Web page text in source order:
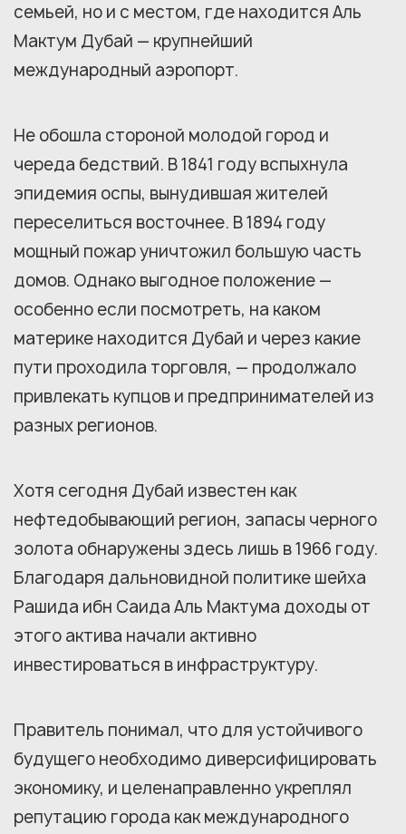
семьей, но и с местом, где находится Аль
Мактум Дубай — крупнейший
международный аэропорт.
Не обошла стороной молодой город и
череда бедствий. В 1841 году вспыхнула
эпидемия оспы, вынудившая жителей
переселиться восточнее. В 1894 году
мощный пожар уничтожил большую часть
домов. Однако выгодное положение —
особенно если посмотреть, на каком
материке находится Дубай и через какие
пути проходила торговля, — продолжало
привлекать купцов и предпринимателей из
разных регионов.
Хотя сегодня Дубай известен как
нефтедобывающий регион, запасы черного
золота обнаружены здесь лишь в 1966 году.
Благодаря дальновидной политике шейха
Рашида ибн Саида Аль Мактума доходы от
этого актива начали активно
инвестироваться в инфраструктуру.
Правитель понимал, что для устойчивого
будущего необходимо диверсифицировать
экономику, и целенаправленно укреплял
репутацию города как международного